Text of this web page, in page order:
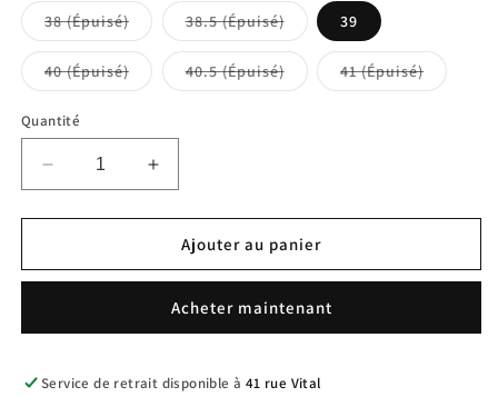
38 (Épuisé) 38.5 (Épuisé) 39
40 (Épuisé) 40.5 (Épuisé) 41 (Épuisé)
Quantité
Réduire
la
quantité
KNU
Augmenter
la
quantité
KNU
Ajouter au panier
Acheter maintenant
Service de retrait disponible à 41 rue Vital